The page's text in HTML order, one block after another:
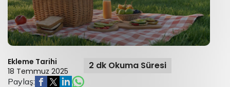
Ekleme Tarihi
18 Temmuz 2025
2 dk Okuma Süresi
Paylaş: